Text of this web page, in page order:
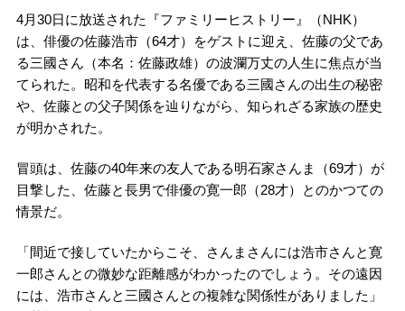
4月30日に放送された『ファミリーヒストリー』（NHK）
は、俳優の佐藤浩市（64才）をゲストに迎え、佐藤の父であ
る三國さん（本名：佐藤政雄）の波瀾万丈の人生に焦点が当
てられた。昭和を代表する名優である三國さんの出生の秘密
や、佐藤との父子関係を辿りながら、知られざる家族の歴史
が明かされた。
冒頭は、佐藤の40年来の友人である明石家さんま（69才）が
目撃した、佐藤と長男で俳優の寛一郎（28才）とのかつての
情景だ。
「間近で接していたからこそ、さんまさんには浩市さんと寛
一郎さんとの微妙な距離感がわかったのでしょう。その遠因
には、浩市さんと三國さんとの複雑な関係性がありました」